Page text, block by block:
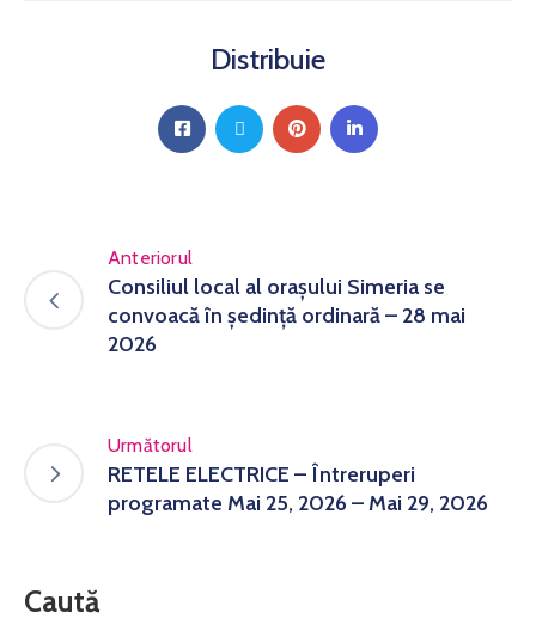
Distribuie
Anteriorul
Consiliul local al orașului Simeria se
convoacă în ședință ordinară – 28 mai
2026
Următorul
RETELE ELECTRICE – Întreruperi
programate Mai 25, 2026 – Mai 29, 2026
Caută